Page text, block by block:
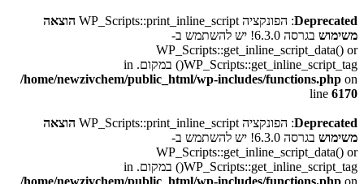
Deprecated: הפונקציה WP_Scripts::print_inline_script
הוצאה
משימוש
בגרסה 6.3.0! יש להשתמש ב-
WP_Scripts::get_inline_script_data() or
WP_Scripts::get_inline_script_tag() במקום. in
/home/newzivchem/public_html/wp-includes/functions.php on
line 6170
Deprecated: הפונקציה WP_Scripts::print_inline_script
הוצאה
משימוש
בגרסה 6.3.0! יש להשתמש ב-
WP_Scripts::get_inline_script_data() or
WP_Scripts::get_inline_script_tag() במקום. in